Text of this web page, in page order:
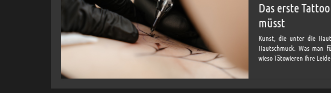
Das erste
müsst
Kunst, die unter die
Hautschmuck. Was man
wieso Tätowieren ihre